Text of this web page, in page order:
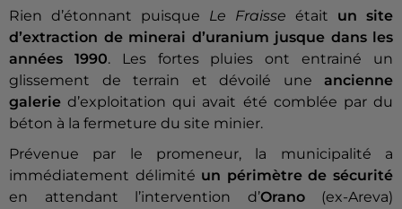
Rien d’étonnant puisque Le Fraisse était un site
d’extraction de minerai d’uranium jusque dans les
années 1990. Les fortes pluies ont entrainé un
glissement de terrain et dévoilé une ancienne
galerie d’exploitation qui avait été comblée par du
béton à la fermeture du site minier.
Prévenue par le promeneur, la municipalité a
immédiatement délimité un périmètre de sécurité
en attendant l’intervention d’Orano(ex-Areva)